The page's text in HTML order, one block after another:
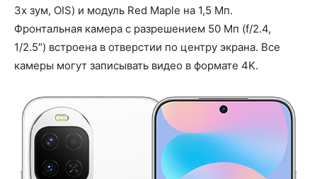
3x зум, OIS) и модуль Red Maple на 1,5 Мп.
Фронтальная камера с разрешением 50 Мп (f/2.4,
1/2.5″) встроена в отверстии по центру экрана. Все
камеры могут записывать видео в формате 4K.